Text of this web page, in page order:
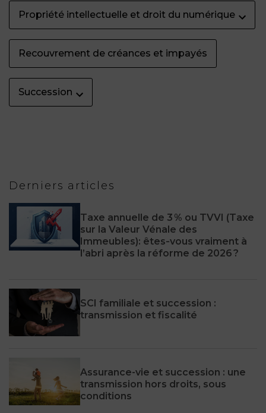
Propriété intellectuelle et droit du numérique
Recouvrement de créances et impayés
Succession
Derniers articles
Taxe annuelle de 3 % ou TVVI (Taxe
sur la Valeur Vénale des
Immeubles): êtes‑vous vraiment à
l’abri après la réforme de 2026 ?
SCI familiale et succession :
transmission et fiscalité
Assurance-vie et succession : une
transmission hors droits, sous
conditions